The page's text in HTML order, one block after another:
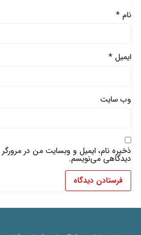
نام*
ایمیل*
وب‌ سایت
ذخیره نام، ایمیل و وبسایت من در مرورگر
دیدگاهی می‌نویسم.